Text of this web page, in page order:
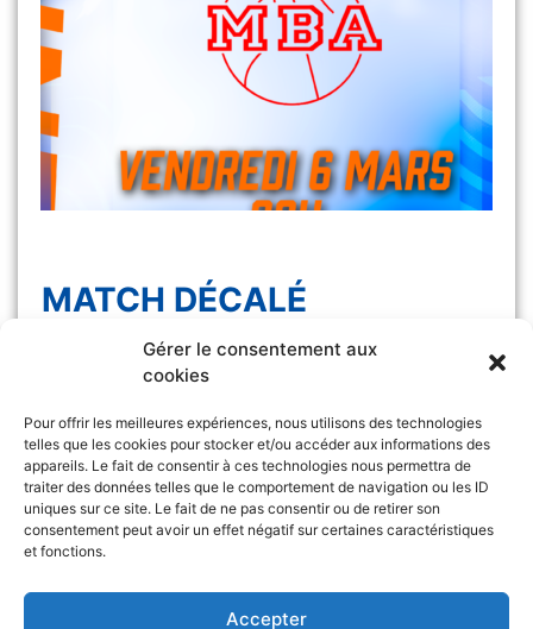
Gérer le consentement aux
cookies
Pour offrir les meilleures expériences, nous utilisons des technologies
telles que les cookies pour stocker et/ou accéder aux informations des
appareils. Le fait de consentir à ces technologies nous permettra de
traiter des données telles que le comportement de navigation ou les ID
uniques sur ce site. Le fait de ne pas consentir ou de retirer son
consentement peut avoir un effet négatif sur certaines caractéristiques
et fonctions.
Accepter
MATCH DÉCALÉ
Le match Les Félines vs Monaco, initialement
Retrouvez l’ASA sur